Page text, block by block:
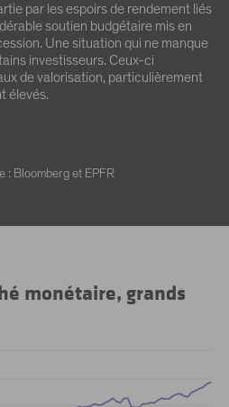
par les espoirs de rendement liés
soutien budgétaire mis en
Une situation qui ne manque
investisseurs. Ceux-ci
de valorisation, particulièrement
élevés.
: Bloomberg et EPFR
monétaire, grands